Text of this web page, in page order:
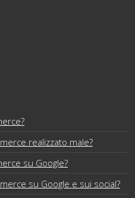
realizzato male?
su Google?
su Google e sui social?